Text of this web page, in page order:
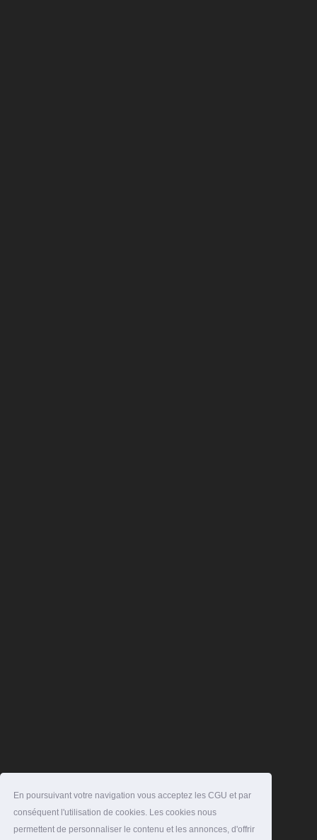
En poursuivant votre navigation vous acceptez les CGU et par
conséquent l'utilisation de cookies. Les cookies nous
permettent de personnaliser le contenu et les annonces, d'offrir